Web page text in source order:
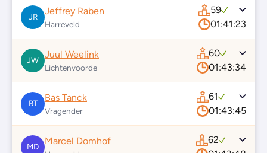
JR
Jeffrey Raben
Harreveld
59
01:41:23
JW
Juul Weelink
Lichtenvoorde
60
01:43:34
BT
Bas Tanck
Vragender
61
01:43:45
MD
Marcel Domhof
62